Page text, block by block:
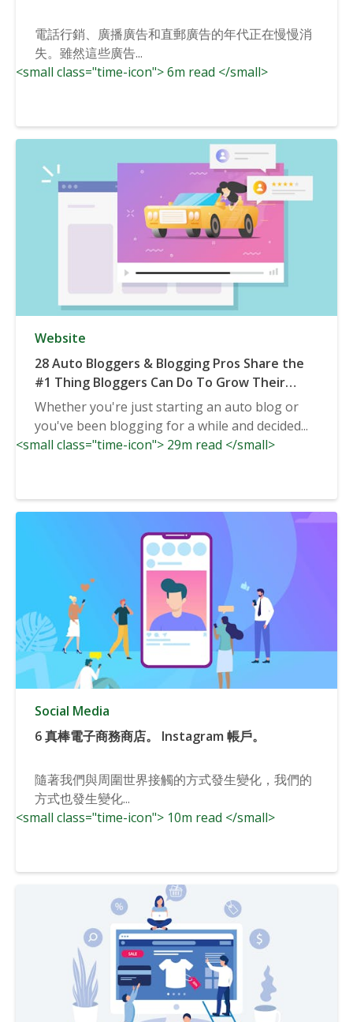
電話行銷、廣播廣告和直郵廣告的年代正在慢慢消
失。雖然這些廣告...
<small class="time-icon"> 6m read </small>
Website
28 Auto Bloggers & Blogging Pros Share the
#1 Thing Bloggers Can Do To Grow Their
Auto Blog
Whether you're just starting an auto blog or
you've been blogging for a while and decided...
<small class="time-icon"> 29m read </small>
Social Media
6 真棒電子商務商店。 Instagram 帳戶。
隨著我們與周圍世界接觸的方式發生變化，我們的
方式也發生變化...
<small class="time-icon"> 10m read </small>